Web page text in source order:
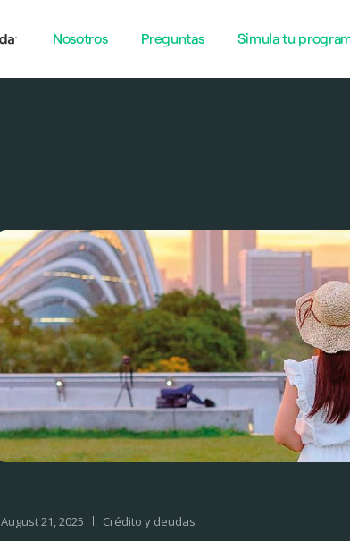
Nosotros Preguntas Simula tu
August 21, 2025 Crédito y deudas